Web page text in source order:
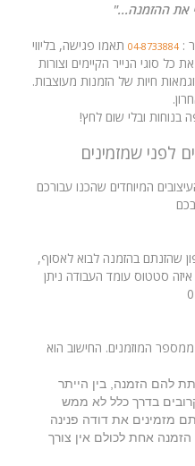
את ההזמנה..."
:
04-8733884 תאמו פגישה, בליווי
סוגי הנייר הקיימים וצורות
חיות של הזמנות מעוצבות.
בנוחות ובלי שום לחץ!
לפני שמזמינים
המיוחדים שהכנו עבורכם
שהזנתם בהזמנה לבוא לאסוף,
סטטוס עומד העבודה ניתן
בדרך כלל אנחנו ממליצים על כ70% ממספר המוזמנים. החישוב הוא
להם הזמנה, בין הייתר
בדרך כלל לא ממש
מזמינים את דודה פנינה
אחת לכולם אין צורך